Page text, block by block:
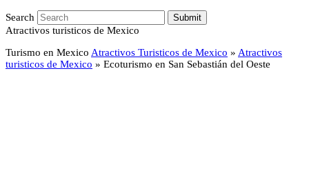
Search Submit
Atractivos turisticos de Mexico
Turismo en Mexico Atractivos Turisticos de Mexico » Atractivos
turisticos de Mexico » Ecoturismo en San Sebastián del Oeste